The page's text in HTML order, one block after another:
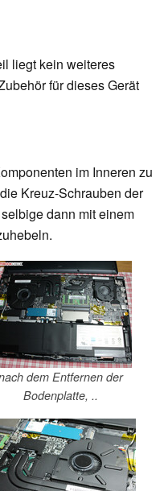
liegt kein weiteres
für dieses Gerät
im Inneren zu
Kreuz-Schrauben der
dann mit einem
dem Entfernen der
Bodenplatte, ..